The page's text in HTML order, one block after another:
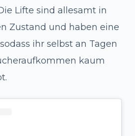
Lifte sind allesamt in
Zustand und haben eine
ihr selbst an Tagen
kaum